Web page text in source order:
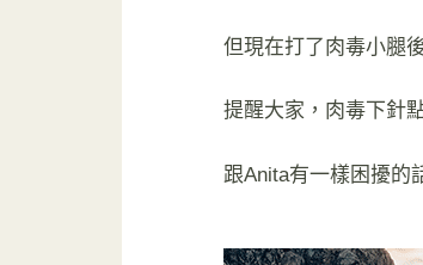
但現在打了肉毒小腿
提醒大家，肉毒下針
跟Anita有一樣困擾的